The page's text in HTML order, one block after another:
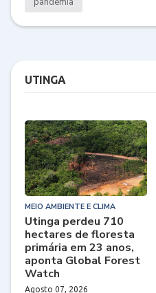
UTINGA
MEIO AMBIENTE E CLIMA
Utinga perdeu 710
hectares de floresta
primária em 23 anos,
aponta Global Forest
Watch
Agosto 07, 2026